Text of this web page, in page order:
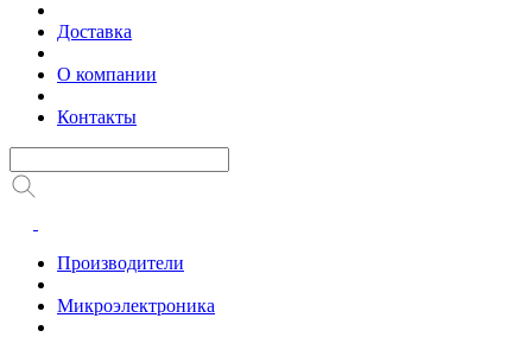
Доставка
О компании
Контакты
Производители
Микроэлектроника